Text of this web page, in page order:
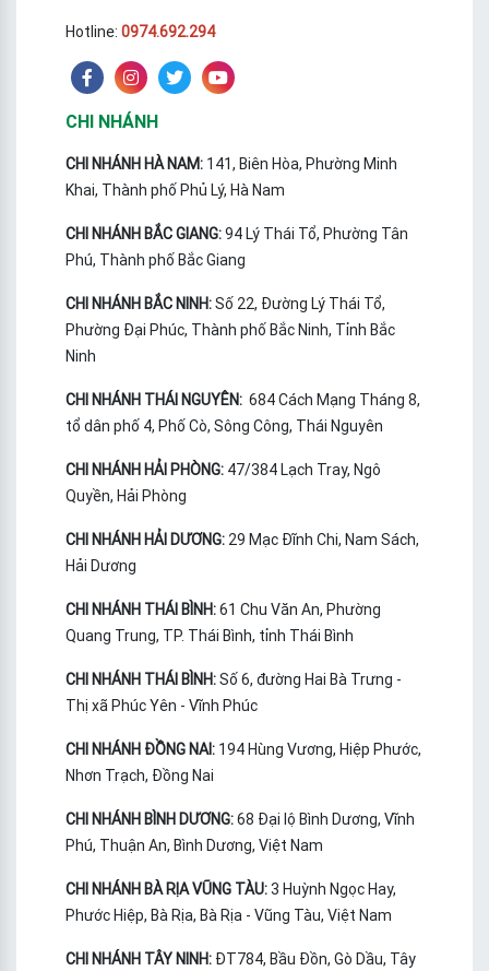
Hotline: 0974.692.294
CHI NHÁNH
CHI NHÁNH HÀ NAM: 141, Biên Hòa, Phường Minh
Khai, Thành phố Phủ Lý, Hà Nam
CHI NHÁNH BẮC GIANG:94 Lý Thái Tổ, Phường Tân
Phú, Thành phố Bắc Giang
CHI NHÁNH BẮC NINH:Số 22, Đường Lý Thái Tổ,
Phường Đại Phúc, Thành phố Bắc Ninh, Tỉnh Bắc
Ninh
CHI NHÁNH THÁI NGUYÊN: 684 Cách Mạng Tháng 8,
tổ dân phố 4, Phố Cò, Sông Công, Thái Nguyên
CHI NHÁNH HẢI PHÒNG: 47/384 Lạch Tray, Ngô
Quyền, Hải Phòng
CHI NHÁNH HẢI DƯƠNG: 29 Mạc Đĩnh Chi, Nam Sách,
Hải Dương
CHI NHÁNH THÁI BÌNH:61 Chu Văn An, Phường
Quang Trung, TP. Thái Bình, tỉnh Thái Bình
CHI NHÁNH THÁI BÌNH:Số 6, đường Hai Bà Trưng -
Thị xã Phúc Yên - Vĩnh Phúc
CHI NHÁNH ĐỒNG NAI: 194 Hùng Vương, Hiệp Phước,
Nhơn Trạch, Đồng Nai
CHI NHÁNH BÌNH DƯƠNG:68 Đại lộ Bình Dương, Vĩnh
Phú, Thuận An, Bình Dương, Việt Nam
CHI NHÁNH BÀ RỊA VŨNG TÀU:3 Huỳnh Ngọc Hay,
Phước Hiệp, Bà Rịa, Bà Rịa - Vũng Tàu, Việt Nam
CHI NHÁNH TÂY NINH: ĐT784, Bầu Đồn, Gò Dầu, Tây